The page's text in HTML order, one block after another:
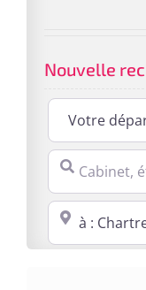
Nouvelle
Cabinet,
Proche de :